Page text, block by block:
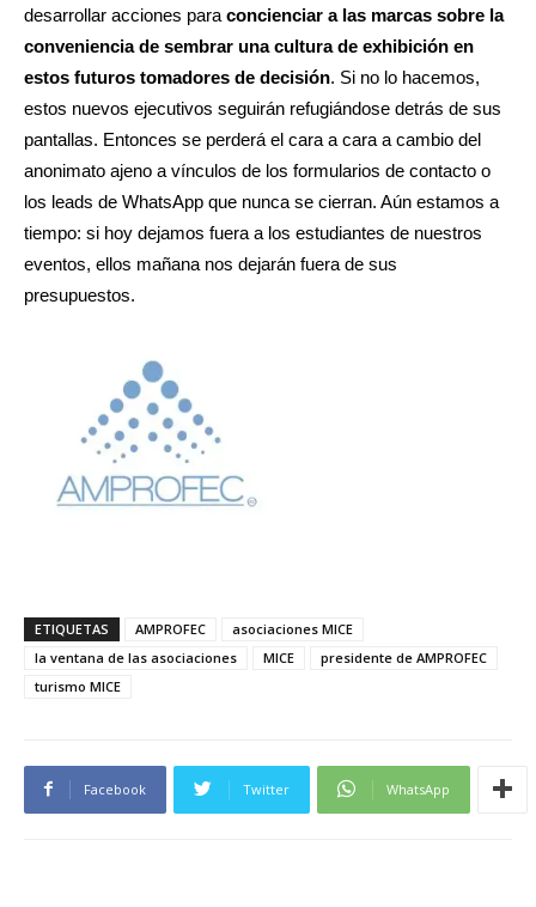
desarrollar acciones para concienciar a las marcas sobre la
conveniencia de sembrar una cultura de exhibición en
estos futuros tomadores de decisión. Si no lo hacemos,
estos nuevos ejecutivos seguirán refugiándose detrás de sus
pantallas. Entonces se perderá el cara a cara a cambio del
anonimato ajeno a vínculos de los formularios de contacto o
los leads de WhatsApp que nunca se cierran. Aún estamos a
tiempo: si hoy dejamos fuera a los estudiantes de nuestros
eventos, ellos mañana nos dejarán fuera de sus
presupuestos.
ETIQUETAS AMPROFEC
asociaciones MICE
la ventana de las asociaciones
MICE
presidente de AMPROFEC
turismo MICE
Facebook Twitter WhatsApp